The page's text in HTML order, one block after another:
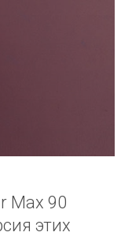
Max 90
этих